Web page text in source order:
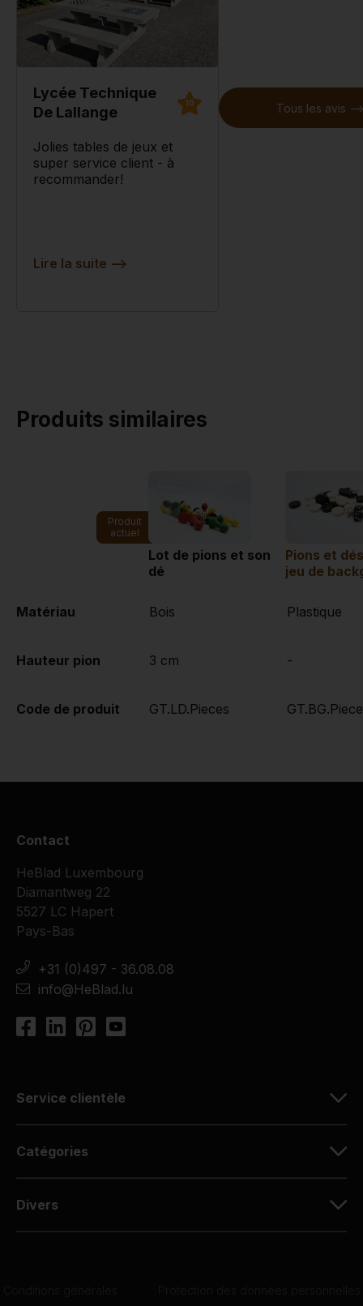
Lycée Technique
De Lallange
10
Jolies tables de jeux et
super service client - à
recommander!
Lire la suite -->
Tous les avis --
Produits similaires
Produit
actuel
Lot de pions et son
dé
Pions et
jeu de
Matériau
Hauteur pion
Code de produit
Bois
3 cm
GT.LD.Pieces
Plastique
-
Contact
HeBlad Luxembourg
Diamantweg 22
5527 LC Hapert
Pays-Bas
+31 (0)497 - 36.08.08
info@HeBlad.lu
Service clientèle
Catégories
Divers